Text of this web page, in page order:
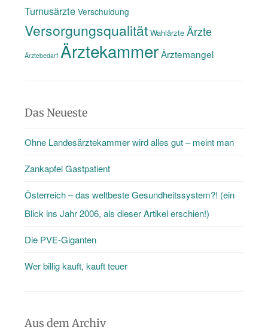
Turnusärzte Verschuldung
Versorgungsqualität Wahlärzte Ärzte
Ärztebedarf ÄrztekammerÄrztemangel
Das Neueste
Ohne Landesärztekammer wird alles gut – meint man
Zankapfel Gastpatient
Österreich – das weltbeste Gesundheitssystem?! (ein
Blick ins Jahr 2006, als dieser Artikel erschien!)
Die PVE-Giganten
Wer billig kauft, kauft teuer
Aus dem Archiv